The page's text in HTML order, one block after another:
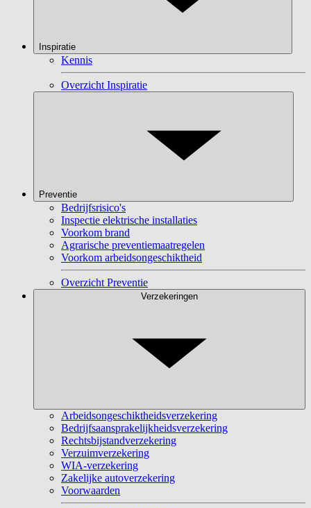
Inspiratie
Kennis
Overzicht Inspiratie
Preventie
Bedrijfsrisico's
Inspectie elektrische installaties
Voorkom brand
Agrarische preventiemaatregelen
Voorkom arbeidsongeschiktheid
Overzicht Preventie
Verzekeringen
Arbeidsongeschiktheidsverzekering
Bedrijfsaansprakelijkheidsverzekering
Rechtsbijstandverzekering
Verzuimverzekering
WIA-verzekering
Zakelijke autoverzekering
Voorwaarden